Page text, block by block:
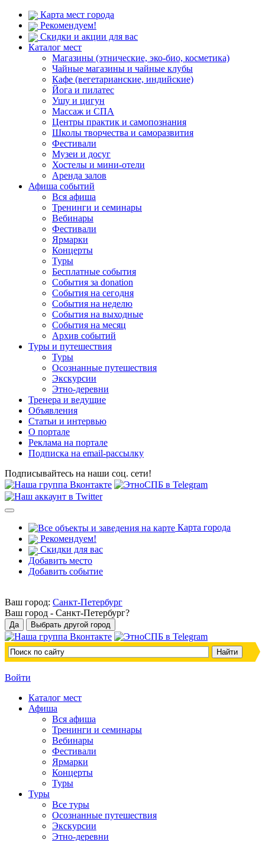
Карта мест города
Рекомендуем!
Скидки и акции для вас
Каталог мест
Магазины (этнические, эко-био, косметика)
Чайные магазины и чайные клубы
Кафе (вегетарианские, индийские)
Йога и пилатес
Ушу и цигун
Массаж и СПА
Центры практик и самопознания
Школы творчества и саморазвития
Фестивали
Музеи и досуг
Хостелы и мини-отели
Аренда залов
Афиша событий
Вся афиша
Тренинги и семинары
Вебинары
Фестивали
Ярмарки
Концерты
Туры
Бесплатные события
События за donation
События на сегодня
События на неделю
События на выходные
События на месяц
Архив событий
Туры и путешествия
Туры
Осознанные путешествия
Экскурсии
Этно-деревни
Тренера и ведущие
Объявления
Статьи и интервью
О портале
Реклама на портале
Подписка на email-рассылку
Подписывайтесь на наши соц. сети!
Карта города
Рекомендуем!
Скидки для вас
Добавить место
Добавить событие
Ваш город: Санкт-Петербург
Ваш город - Санкт-Петербург?
Войти
Каталог мест
Афиша
Вся афиша
Тренинги и семинары
Вебинары
Фестивали
Ярмарки
Концерты
Туры
Туры
Все туры
Осознанные путешествия
Экскурсии
Этно-деревни